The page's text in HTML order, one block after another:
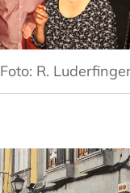
Foto: R.